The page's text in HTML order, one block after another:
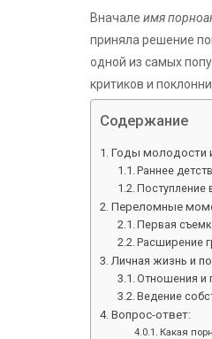
Вначале имя
приняла решение
одной из самых
критиков и
Содержание
Годы молодости
Раннее
Поступление
Переломные
Первая
Расширение
Личная жизнь и
Отношения и
Ведение
Вопрос-ответ:
Какая